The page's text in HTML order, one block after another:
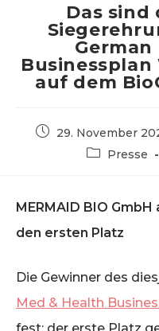
Das sind
auf dem
Beitrag
veröffentlicht:
29. November
Beitrags-
Presse
MERMAID BIO
den ersten Platz
Die Gewinner des
Med & Health